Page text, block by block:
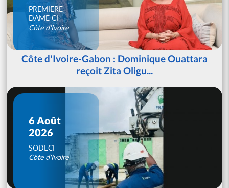
PREMIERE
DAME CI
Côte d'Ivoire
Côte d'Ivoire-Gabon : Dominique Ouattara
reçoit Zita Oligu...
6 Août
2026
SODECI
Côte d'Ivoire